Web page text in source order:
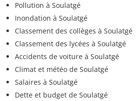
Pollution à Soulatgé
Inondation à Soulatgé
Classement des collèges à Soulatgé
Classement des lycées à Soulatgé
Accidents de voiture à Soulatgé
Climat et météo de Soulatgé
Salaires à Soulatgé
Dette et budget de Soulatgé